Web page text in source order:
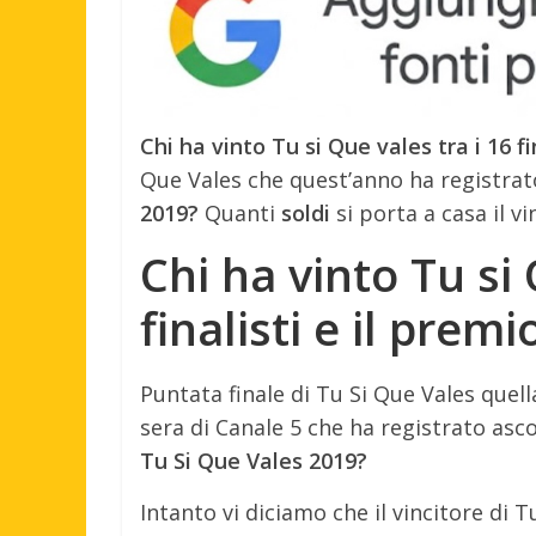
Chi ha vinto Tu si Que vales tra i 16
Que Vales che quest’anno ha
2019? Quanti soldi si porta a casa il
Chi ha vinto Tu si
finalisti e il
Puntata finale di Tu Si Que Vales
sera di Canale 5 che ha registrato
Tu Si Que Vales 2019?
Intanto vi diciamo che il vincitore di